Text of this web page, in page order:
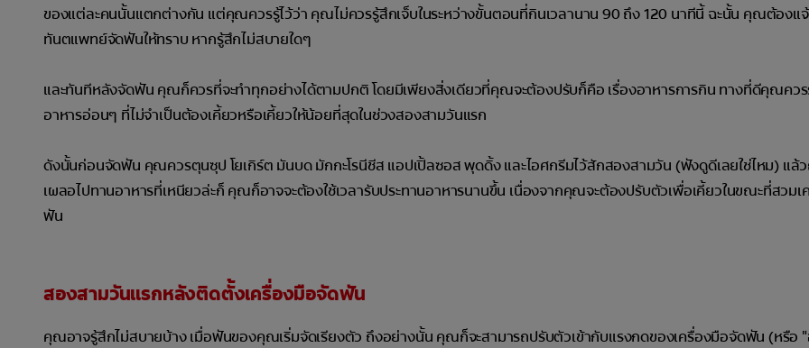
ของแต่ละคนนั้นแตกต่างกัน แต่คุณควรรู้ไว้ว่า คุณไม่ควรรู้สึกเจ็บในระหว่างขั้นตอนที่กินเวลานาน 90 ถึง 120 นาทีนี้ ฉะนั้น คุณต้องแ
ทันตแพทย์จัดฟันให้ทราบ หากรู้สึกไม่สบายใดๆ
และทันทีหลังจัดฟัน คุณก็ควรที่จะทำทุกอย่างได้ตามปกติ โดยมีเพียงสิ่งเดียวที่คุณจะต้องปรับก็คือ เรื่องอาหารการกิน ทางที่ดีคุณควร
อาหารอ่อนๆ ที่ไม่จำเป็นต้องเคี้ยวหรือเคี้ยวให้น้อยที่สุดในช่วงสองสามวันแรก
ดังนั้นก่อนจัดฟัน คุณควรตุนซุป โยเกิร์ต มันบด มักกะโรนีชีส แอปเปิ้ลซอส พุดดิ้ง และไอศกรีมไว้สักสองสามวัน (ฟังดูดีเลยใช่ไหม) แ
เผลอไปทานอาหารที่เหนียวล่ะก็ คุณก็อาจจะต้องใช้เวลารับประทานอาหารนานขึ้น เนื่องจากคุณจะต้องปรับตัวเพื่อเคี้ยวในขณะที่สวม
ฟัน
สองสามวันแรกหลังติดตั้งเครื่องมือจัดฟัน
คุณอาจรู้สึกไม่สบายบ้าง เมื่อฟันของคุณเริ่มจัดเรียงตัว ถึงอย่างนั้น คุณก็จะสามารถปรับตัวเข้ากับแรงกดของเครื่องมือจัดฟัน (หรือ